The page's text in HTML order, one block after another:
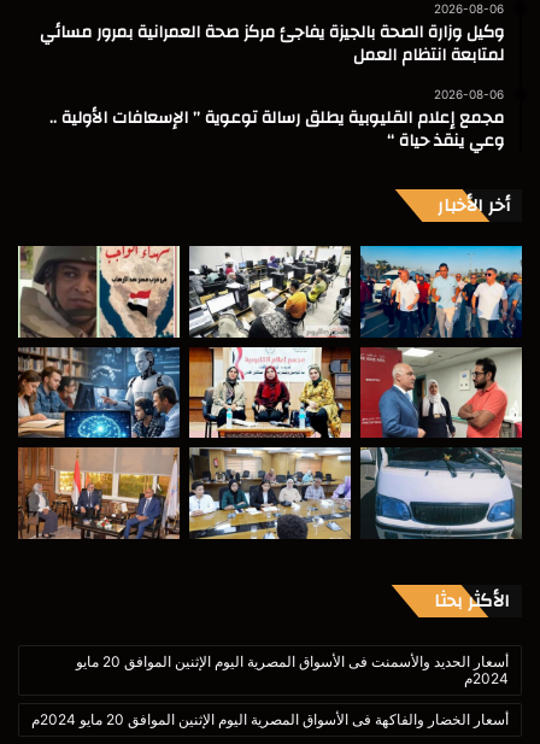
2026-08-06
وكيل وزارة الصحة بالجيزة يفاجئ مركز صحة العمرانية بمرور مسائي
لمتابعة انتظام العمل
2026-08-06
مجمع إعلام القليوبية يطلق رسالة توعوية ” الإسعافات الأولية ..
وعي ينقذ حياة “
أخر الأخبار
الأكثر بحثا
أسعار الحديد والأسمنت فى الأسواق المصرية اليوم الإثنين الموافق 20 مايو
2024م
أسعار الخضار والفاكهة فى الأسواق المصرية اليوم الإثنين الموافق 20 مايو 2024م